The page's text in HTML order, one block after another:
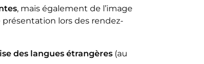
, mais également de l’image
présentation lors des rendez-
des langues étrangères (au